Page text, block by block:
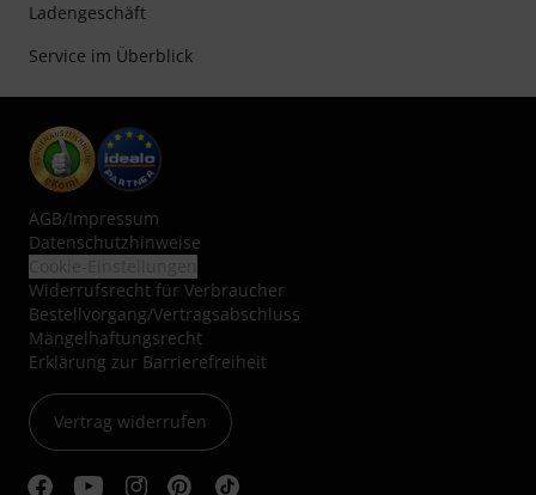
Ladengeschäft
Service im Überblick
AGB/Impressum
Datenschutzhinweise
Widerrufsrecht für Verbraucher
Bestellvorgang/Vertragsabschluss
Mängelhaftungsrecht
Erklärung zur Barrierefreiheit
Vertrag widerrufen